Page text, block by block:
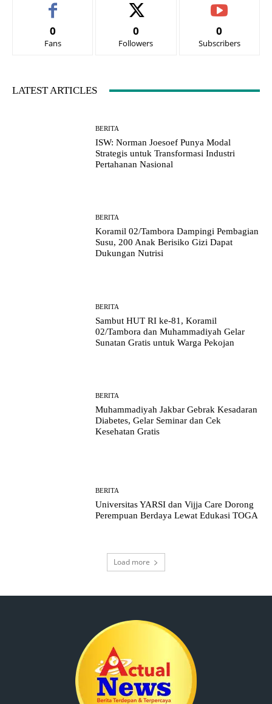
0
Fans
0
Followers
0
Subscribers
LATEST ARTICLES
BERITA
ISW: Norman Joesoef Punya Modal
Strategis untuk Transformasi Industri
Pertahanan Nasional
BERITA
Koramil 02/Tambora Dampingi Pembagian
Susu, 200 Anak Berisiko Gizi Dapat
Dukungan Nutrisi
BERITA
Sambut HUT RI ke-81, Koramil
02/Tambora dan Muhammadiyah Gelar
Sunatan Gratis untuk Warga Pekojan
BERITA
Muhammadiyah Jakbar Gebrak Kesadaran
Diabetes, Gelar Seminar dan Cek
Kesehatan Gratis
BERITA
Universitas YARSI dan Vijja Care Dorong
Perempuan Berdaya Lewat Edukasi TOGA
Load more